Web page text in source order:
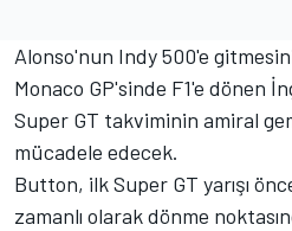
Alonso'nun Indy 500'e
Monaco GP'sinde F1'e dönen
Super GT takviminin amiral
mücadele edecek.
Button, ilk Super GT yarışı
zamanlı olarak dönme